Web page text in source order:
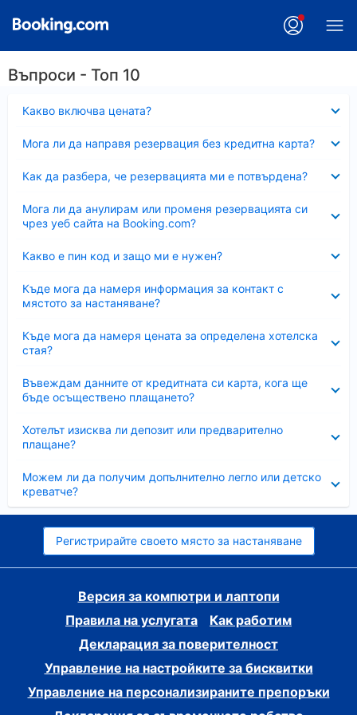
Въпроси - Топ 10
Какво включва цената?
Мога ли да направя резервация без кредитна карта?
Как да разбера, че резервацията ми е потвърдена?
Мога ли да анулирам или променя резервацията си
чрез уеб сайта на Booking.com?
Какво е пин код и защо ми е нужен?
Къде мога да намеря информация за контакт с
мястото за настаняване?
Къде мога да намеря цената за определена хотелска
стая?
Въвеждам данните от кредитната си карта, кога ще
бъде осъществено плащането?
Хотелът изисква ли депозит или предварително
плащане?
Можем ли да получим допълнително легло или детско
креватче?
Регистрирайте своето място за настаняване
Версия за компютри и лаптопи
Правила на услугата
Как работим
Декларация за поверителност
Управление на настройките за бисквитки
Управление на персонализираните препоръки